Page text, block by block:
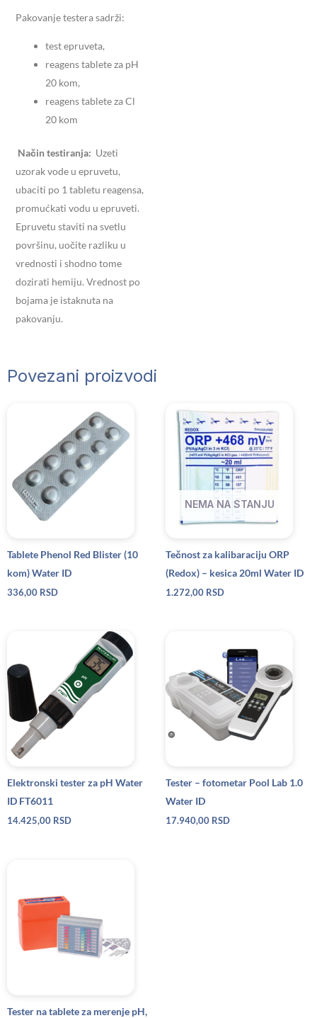
Pakovanje testera sadrži:
test epruveta,
reagens tablete za pH
20 kom,
reagens tablete za Cl
20 kom
Način testiranja: Uzeti
uzorak vode u epruvetu,
ubaciti po 1 tabletu reagensa,
promućkati vodu u epruveti.
Epruvetu staviti na svetlu
površinu, uočite razliku u
vrednosti i shodno tome
dozirati hemiju. Vrednost po
bojama je istaknuta na
pakovanju.
Povezani proizvodi
Tablete Phenol Red Blister (10
kom) Water ID
336,00 RSD
NEMA NA STANJU
Tečnost za kalibaraciju ORP
(Redox) – kesica 20ml Water ID
1.272,00 RSD
Elektronski tester za pH Water
ID FT6011
14.425,00 RSD
Tester – fotometar Pool Lab 1.0
Water ID
17.940,00 RSD
Tester na tablete za merenje pH,